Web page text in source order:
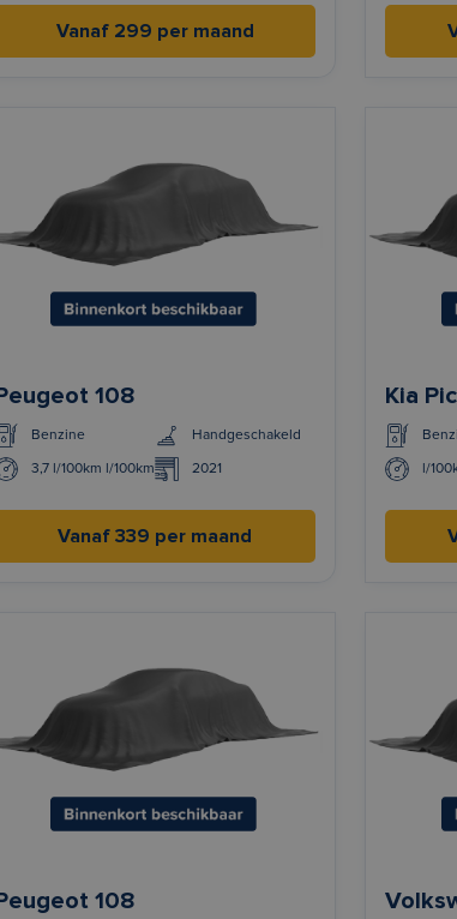
Vanaf 299 per maand
108
Benzine Handgeschakeld
3,7 l/100km l/100km 2021
Vanaf 339 per maand
Kia
l/
108